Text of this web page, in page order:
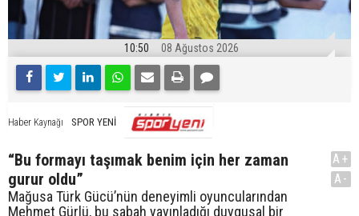
10:50 08 Ağustos 2026
Haber Kaynağı SPOR YENİ
“Bu formayı taşımak benim için her zaman
gurur oldu”
Mağusa Türk Gücü’nün deneyimli oyuncularından
Mehmet Gürlü, bu sabah yayınladığı duygusal bir
A+
A-